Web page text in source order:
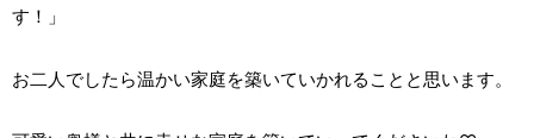
す！」
お二人でしたら温かい家庭を築いていかれることと思います。